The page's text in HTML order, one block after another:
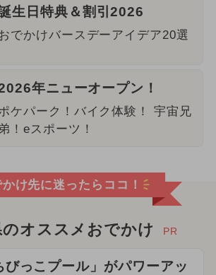
生日特典＆割引2026
でかけバースデーアイデア20選
年ニューオープン！
ケパーク！バイク体験！ 宇宙兄
！eスポーツ！
け先に迷ったらココ！
オススメおでかけ PR
びっこプール」がパワーアッ